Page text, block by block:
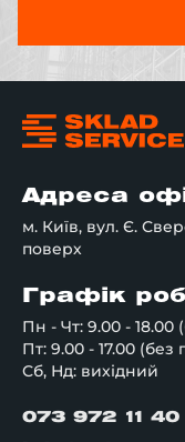
Адреса
м. Київ, вул. Є.
поверх
Графік
Пн - Чт: 9.00 - 18.00
Пт: 9.00 - 17.00 (без
Сб, Нд: вихідний
073 972 11 40